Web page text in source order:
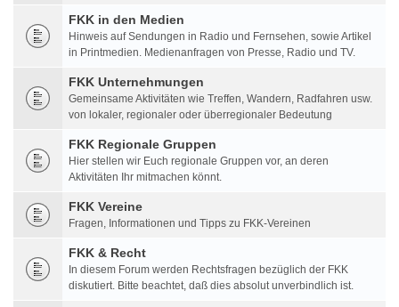
FKK in den Medien
Hinweis auf Sendungen in Radio und Fernsehen, sowie Artikel
in Printmedien. Medienanfragen von Presse, Radio und TV.
FKK Unternehmungen
Gemeinsame Aktivitäten wie Treffen, Wandern, Radfahren usw.
von lokaler, regionaler oder überregionaler Bedeutung
FKK Regionale Gruppen
Hier stellen wir Euch regionale Gruppen vor, an deren
Aktivitäten Ihr mitmachen könnt.
FKK Vereine
Fragen, Informationen und Tipps zu FKK-Vereinen
FKK & Recht
In diesem Forum werden Rechtsfragen bezüglich der FKK
diskutiert. Bitte beachtet, daß dies absolut unverbindlich ist.